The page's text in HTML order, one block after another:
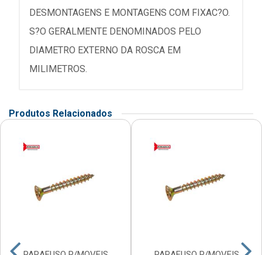
DESMONTAGENS E MONTAGENS COM FIXAC?O.
S?O GERALMENTE DENOMINADOS PELO
DIAMETRO EXTERNO DA ROSCA EM
MILIMETROS.
Produtos Relacionados